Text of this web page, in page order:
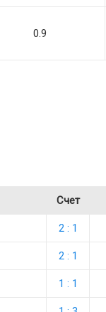
0.9
Счет
2 : 1
2 : 1
1 : 1